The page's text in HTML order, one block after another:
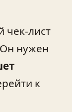
чек‑лист
нужен
к